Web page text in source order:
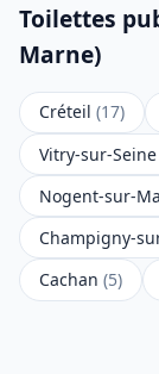
Toilettes
Marne)
Créteil (17)
Vitry-sur-Seine
Nogent-sur-
Champigny-
Cachan (5)